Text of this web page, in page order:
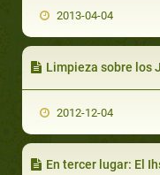
2013-04-04
Limpieza sobre los
2012-12-04
En tercer lugar: El